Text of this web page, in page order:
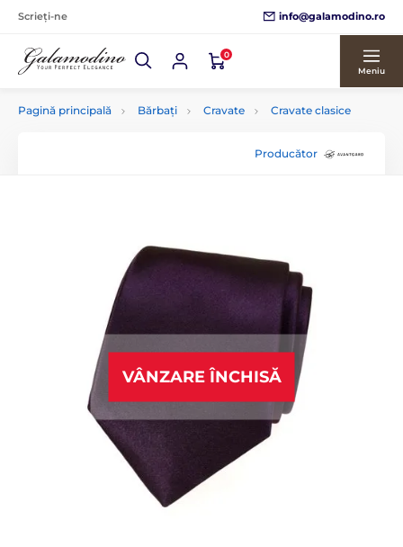
Scrieți-ne info@galamodino.ro
0
Meniu
Pagină principală Bărbați Cravate Cravate clasice
Producător
VÂNZARE ÎNCHISĂ